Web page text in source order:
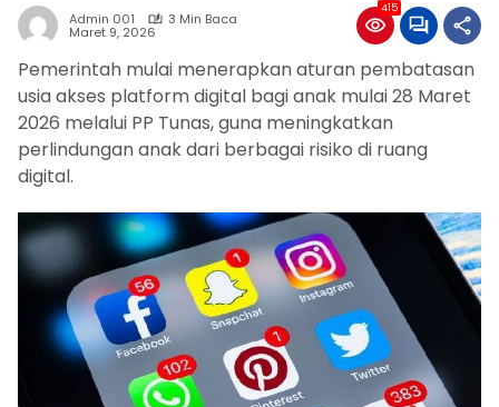
Admin 001 3 Min Baca
Maret 9, 2026
415
Pemerintah mulai menerapkan aturan pembatasan
usia akses platform digital bagi anak mulai 28 Maret
2026 melalui PP Tunas, guna meningkatkan
perlindungan anak dari berbagai risiko di ruang
digital.